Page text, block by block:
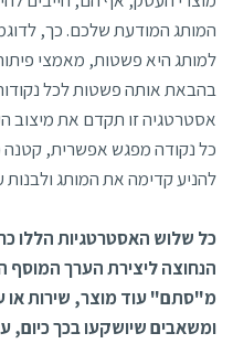
המותג המודעת שלכם. כך,
למותג היא פשטות, מאמצי
בהבאת אותה פשטות לכל
אסטרטגיה זו תקדם את מיצוב
כל נקודה מפגש אפשרית, קטנה
להניע קדימה את המותג
כל שלוש האסטרטגיות הללו
הנחוצה ליצירת הערך המוסף
מ"סתם" עוד מוצר, שירות
ומשאבים שיושקעו בכך כיום,